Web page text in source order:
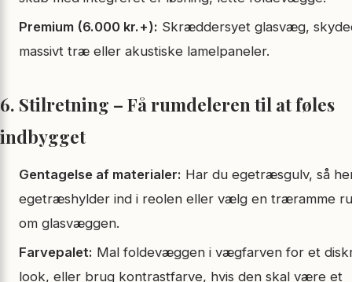
Premium (6.000 kr.+): Skræddersyet glasvæg,
massivt træ eller akustiske lamelpaneler.
6. Stilretning – Få rumdeleren til at føles
indbygget
Gentagelse af materialer: Har du egetræsgulv, så
egetræs­hylder ind i reolen eller vælg en træramme
om glasvæggen.
Farvepalet: Mal foldevæggen i vægfarven for et
look, eller brug kontrastfarve, hvis den skal være et